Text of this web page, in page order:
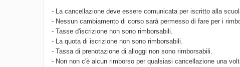
- La cancellazione deve essere comunicata per iscritto alla
- Nessun cambiamento di corso sarà permesso di fare per i
- Tasse d'iscrizione non sono rimborsabili.
- La quota di iscrizione non sono rimborsabili.
- Tassa di prenotazione di alloggi non sono rimborsabili.
- Non non c'è alcun rimborso per qualsiasi cancellazione una